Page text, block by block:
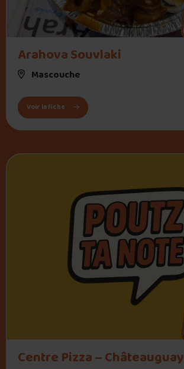
Arahova Souvlaki
Mascouche
Voir la fiche : Arahova Souvlaki
Centre Pizza – Châteauguay